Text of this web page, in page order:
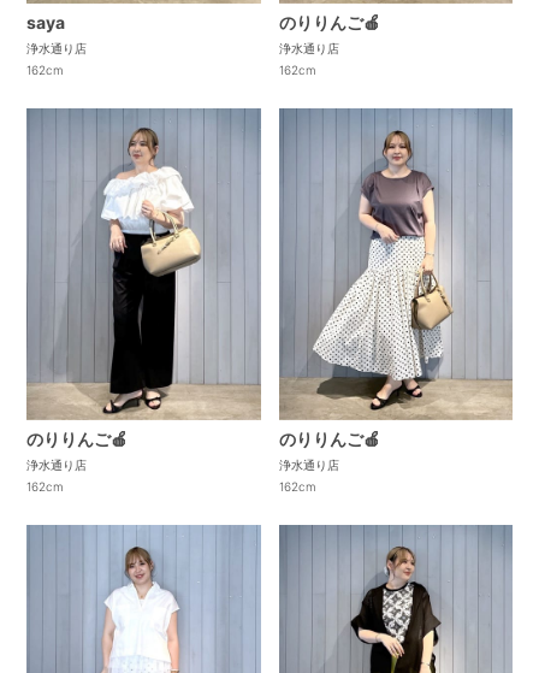
saya
浄水通り店
162cm
のりりんご🍎
浄水通り店
162cm
のりりんご🍎
浄水通り店
162cm
のりりんご🍎
浄水通り店
162cm